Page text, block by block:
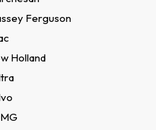
Ferguson
Holland